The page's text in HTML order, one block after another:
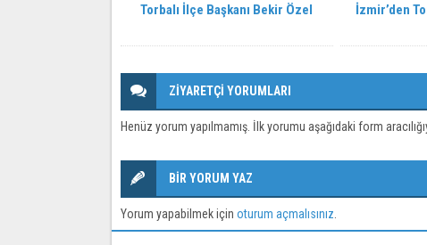
Torbalı İlçe Başkanı Bekir Özel
İzmir’den
ZİYARETÇİ YORUMLARI
Henüz yorum yapılmamış. İlk yorumu aşağıdaki form
BİR YORUM YAZ
Yorum yapabilmek için oturum açmalısınız